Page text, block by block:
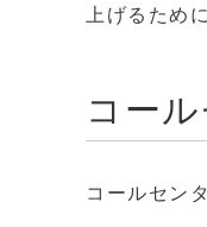
上げるため
コー
コールセン